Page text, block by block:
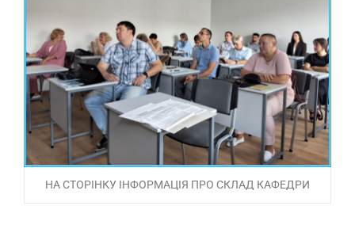
НА СТОРІНКУ ІНФОРМАЦІЯ ПРО СКЛАД КАФЕДРИ